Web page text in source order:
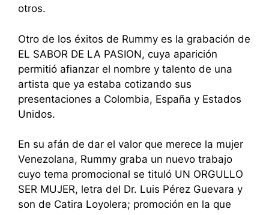
otros.
Otro de los éxitos de Rummy es la grabación de
EL SABOR DE LA PASION, cuya aparición
permitió afianzar el nombre y talento de una
artista que ya estaba cotizando sus
presentaciones a Colombia, España y Estados
Unidos.
En su afán de dar el valor que merece la mujer
Venezolana, Rummy graba un nuevo trabajo
cuyo tema promocional se tituló UN ORGULLO
SER MUJER, letra del Dr. Luis Pérez Guevara y
son de Catira Loyolera; promoción en la que